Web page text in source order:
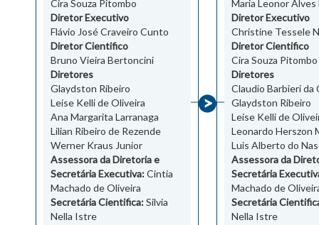
Cira Souza Pitombo
Diretor Executivo
Flávio José Craveiro Cunto
Diretor Cientifico
Bruno Vieira Bertoncini
Diretores
Glaydston Ribeiro
Leise Kelli de Oliveira
Ana Margarita Larranaga
Lilian Ribeiro de Rezende
Werner Kraus Junior
Assessora da Diretoria e
Secretária Executiva:Cintia
Machado de Oliveira
Secretária Cientifica:Silvia
Nella Istre
Maria Leonor Alves
Diretor Executivo
Christine Tessele
Diretor Cientifico
Cira Souza Pitombo
Diretores
Claudio Barbieri da
Glaydston Ribeiro
Leise Kelli de
Leonardo Herszon
Luis Alberto do
Assessora da
Secretária
Machado de
Secretária
Nella Istre